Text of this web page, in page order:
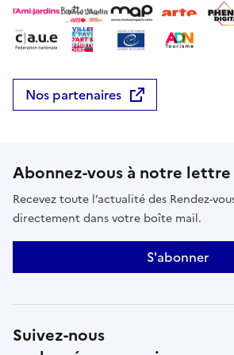
Nos partenaires
Abonnez-vous à notre
Recevez toute l’actualité des Rendez-
directement dans votre boîte mail.
S'abonner
Suivez-nous